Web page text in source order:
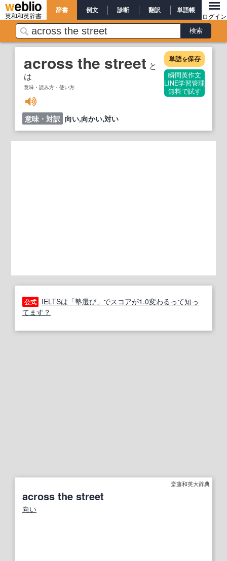
英和和英辞書
辞書 例文 診断 翻訳 単語帳
ログイン
across the street と
は
意味・読み方・使い方
単語を保存
瞬間英作文
LINE学習管理
無料で試す
意味・対訳 向い,向かい,対い
公式
IELTSは「塾選び」でスコアが1.0変わるって知っ
てます？
斎藤和英大辞典
across the street
向い